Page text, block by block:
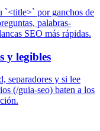
`<title>` por ganchos de
palabras-
SEO más rápidas.
y legibles
separadores y si lee
(/guia-seo) baten a los